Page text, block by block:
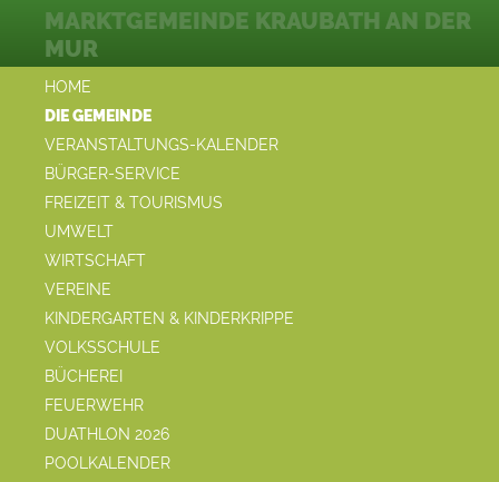
HOME
DIE GEMEINDE
VERANSTALTUNGS-KALENDER
BÜRGER-SERVICE
FREIZEIT & TOURISMUS
UMWELT
WIRTSCHAFT
VEREINE
KINDERGARTEN & KINDERKRIPPE
VOLKSSCHULE
BÜCHEREI
FEUERWEHR
DUATHLON 2026
POOLKALENDER
MARKTGEMEINDE KRAUBATH AN DER
MUR